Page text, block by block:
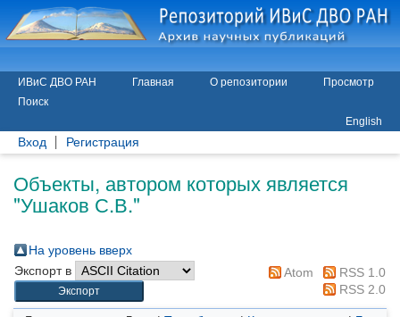
ИВиС ДВО РАН Главная О репозитории
Просмотр
Поиск
English
Вход Регистрация
Объекты, автором которых является
"Ушаков С.В."
На уровень вверх
Экспорт в
Atom
RSS 1.0
RSS 2.0